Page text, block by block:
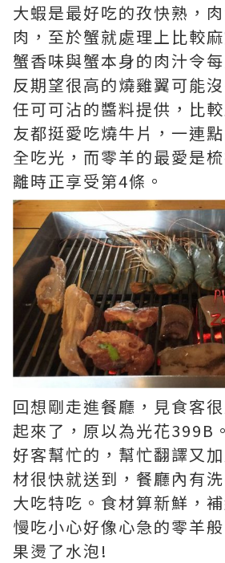
大蝦是最好吃的孜快熟，
肉，至於蟹就處理上比較
蟹香味與蟹本身的肉汁令
反期望很高的燒雞翼可能
任可可沾的醬料提供，比
友都挺愛吃燒牛片，一連
全吃光，而零羊的最愛是
離時正享受第4條。
回想剛走進餐廳，見食客
起來了，原以為光花399B
好客幫忙的，幫忙翻譯又
材很快就送到，餐廳內有
大吃特吃。食材算新鮮，
慢吃小心好像心急的零羊
果燙了水泡!